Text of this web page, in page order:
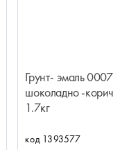
Грунт- эмаль
шоколадно -
1.7кг
код 1393577